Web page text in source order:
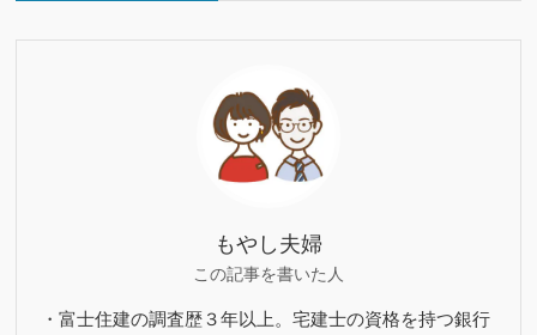
もやし夫婦
この記事を書いた人
・富士住建の調査歴３年以上。宅建士の資格を持つ銀行